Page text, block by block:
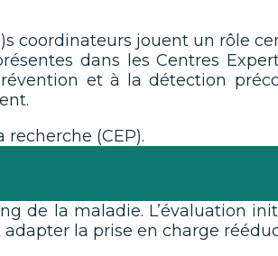
coordinateurs jouent un rôle
dans les Centres
et à la détection
(CEP).
de la maladie. L’évaluation
la prise en charge